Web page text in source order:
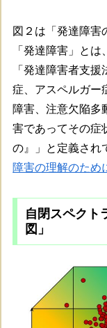
図２は「発達障害
「発達障害」とは、
「発達障害者支
症、アスペルガー
障害、注意欠陥多
害であってその症
の』」と定義され
障害の理解のため
自閉スペクト
図」